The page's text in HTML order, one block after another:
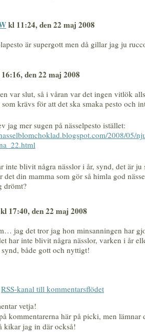
kl 11:24, den 22 maj 2008
är supergott men då gillar jag ju
den 22 maj 2008
var slut, så i våran var det ingen vitlök
som krävs för att det ska smaka pesto och
jag mer sugen på nässelpesto istället:
2008/05/
inte blivit några nässlor i år, synd, det är ju
det din mamma som gör så himla god
drömt?
17:40, den 22 maj 2008
jag det tror jag hon minsanningen har
har inte blivit några nässlor, varken i år
både gott och nyttigt!
RSS-kanal till kommentarsflödet
vetja!
kommentarerna här på picki, men lämnar
kikar jag in där också!